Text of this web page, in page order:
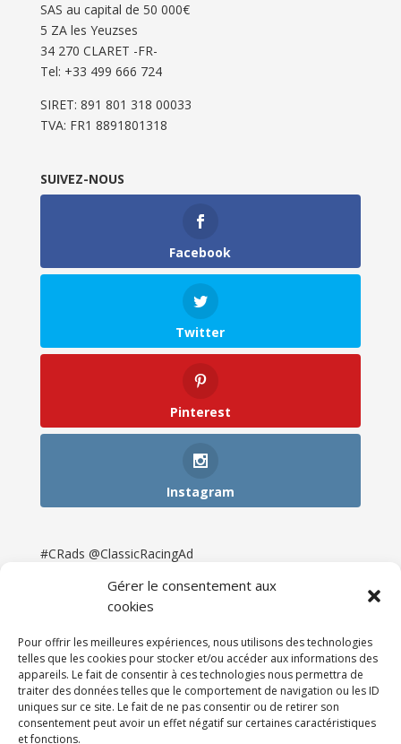
Gérer le consentement aux
cookies
Pour offrir les meilleures expériences, nous utilisons des technologies
telles que les cookies pour stocker et/ou accéder aux informations des
appareils. Le fait de consentir à ces technologies nous permettra de
traiter des données telles que le comportement de navigation ou les ID
uniques sur ce site. Le fait de ne pas consentir ou de retirer son
consentement peut avoir un effet négatif sur certaines caractéristiques
et fonctions.
SAS au capital de 50 000€
5 ZA les Yeuzses
34 270 CLARET -FR-
Tel: ‭+33 499 666 724‬
SIRET: 891 801 318 00033
TVA: FR1 8891801318
SUIVEZ-NOUS
Facebook
Twitter
Pinterest
Instagram
#CRads @ClassicRacingAd